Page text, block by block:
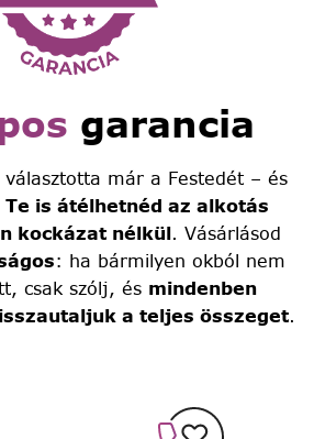
garancia
már a Festedét – és
Te is átélhetnéd az alkotás
kockázat nélkül. Vásárlásod
: ha bármilyen okból nem
csak szólj, és mindenben
a teljes összeget.